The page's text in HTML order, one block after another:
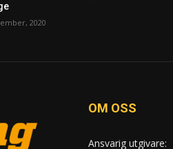
2020
OM OSS
Ansvarig utgivare: